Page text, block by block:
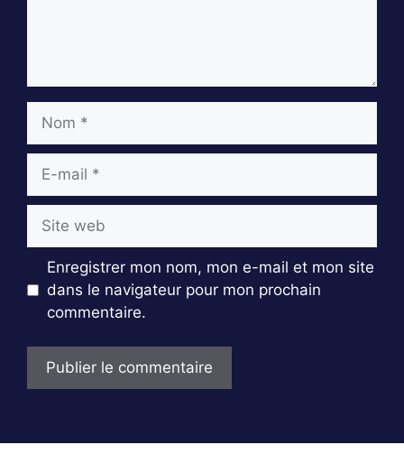
mail
web
Enregistrer mon nom, mon e-mail et mon site
dans le navigateur pour mon prochain
commentaire.